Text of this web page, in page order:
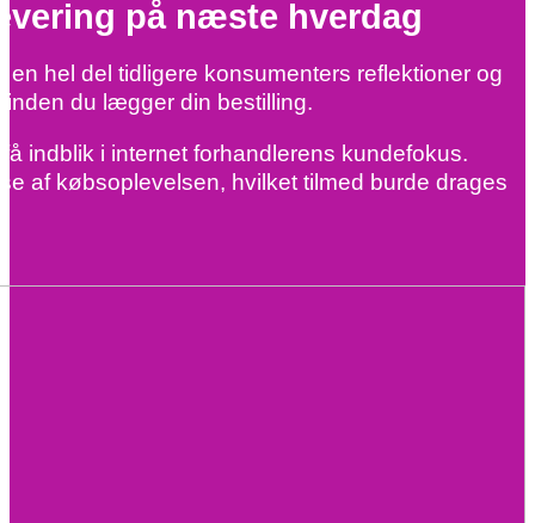
på næste hverdag
hel del tidligere konsumenters reflektioner og
du lægger din bestilling.
indblik i internet forhandlerens kundefokus.
af købsoplevelsen, hvilket tilmed burde drages